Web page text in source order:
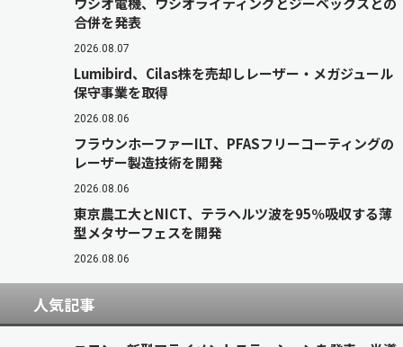
合併を発表
2026.08.07
Lumibird、Cilas株を売却しレーザー・メガジュール
保守事業を取得
2026.08.06
フラウンホーファーILT、PFASフリーコーティングの
レーザー製造技術を開発
2026.08.06
東京農工大とNICT、テラヘルツ波を95％吸収する薄
型メタサーフェスを開発
2026.08.06
人気記事